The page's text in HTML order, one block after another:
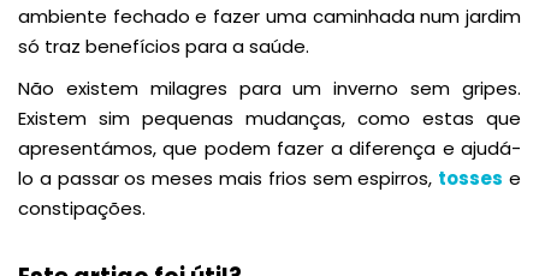
ambiente fechado e fazer uma caminhada num jardim
só traz benefícios para a saúde.
Não existem milagres para um inverno sem gripes.
Existem sim pequenas mudanças, como estas que
apresentámos, que podem fazer a diferença e ajudá-
lo a passar os meses mais frios sem espirros, tosses e
constipações.